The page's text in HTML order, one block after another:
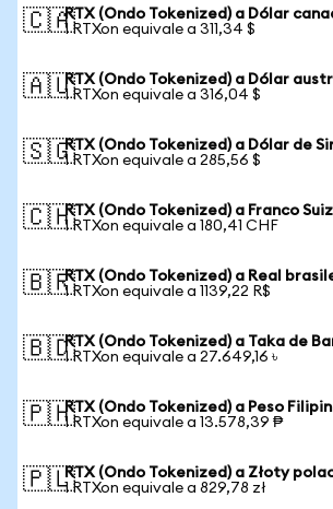
🇨🇦RTX (Ondo Tokenized) a Dólar
1 RTXon equivale a 311,34 $
🇦🇺RTX (Ondo Tokenized) a Dólar
1 RTXon equivale a 316,04 $
🇸🇬RTX (Ondo Tokenized) a Dólar de
1 RTXon equivale a 285,56 $
🇨🇭RTX (Ondo Tokenized) a Franco
1 RTXon equivale a 180,41 CHF
🇧🇷RTX (Ondo Tokenized) a Real
1 RTXon equivale a 1139,22 R$
🇧🇩RTX (Ondo Tokenized) a Taka de
1 RTXon equivale a 27.649,16 ৳
🇵🇭RTX (Ondo Tokenized) a Peso
1 RTXon equivale a 13.578,39 ₱
🇵🇱RTX (Ondo Tokenized) a Złoty
1 RTXon equivale a 829,78 zł